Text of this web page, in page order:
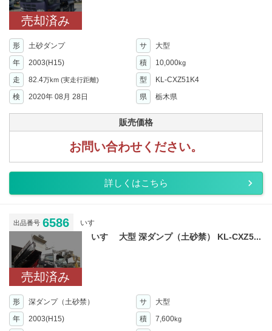
売却済み
形 土砂ダンプ サ
大型
年
2003(H15) 積 10,000kg
走 82.4万km (実走行距離) 型
KL-CXZ51K4
検
2020年 08月 28日 県 栃木県
販売価格
お問い合わせください。
詳しくはこちら
出品番号 6586 いすゞ
売却済み
いすゞ 大型 深ダンプ（土砂禁） KL-CXZ5...
形 深ダンプ（土砂禁） サ
大型
年
2003(H15) 積 7,600kg